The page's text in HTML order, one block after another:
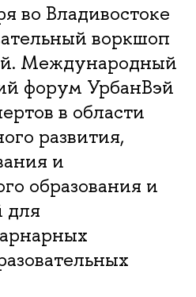
во Владивостоке
воркшоп
Международный
форум УрбанВэй
в области
развития,
и
образования и
для